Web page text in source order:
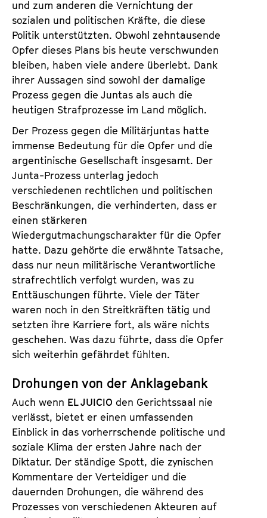
und zum anderen die Vernichtung der
sozialen und politischen Kräfte, die diese
Politik unterstützten. Obwohl zehntausende
Opfer dieses Plans bis heute verschwunden
bleiben, haben viele andere überlebt. Dank
ihrer Aussagen sind sowohl der damalige
Prozess gegen die Juntas als auch die
heutigen Strafprozesse im Land möglich.
Der Prozess gegen die Militärjuntas hatte
immense Bedeutung für die Opfer und die
argentinische Gesellschaft insgesamt. Der
Junta-Prozess unterlag jedoch
verschiedenen rechtlichen und politischen
Beschränkungen, die verhinderten, dass er
einen stärkeren
Wiedergutmachungscharakter für die Opfer
hatte. Dazu gehörte die erwähnte Tatsache,
dass nur neun militärische Verantwortliche
strafrechtlich verfolgt wurden, was zu
Enttäuschungen führte. Viele der Täter
waren noch in den Streitkräften tätig und
setzten ihre Karriere fort, als wäre nichts
geschehen. Was dazu führte, dass die Opfer
sich weiterhin gefährdet fühlten.
Drohungen von der Anklagebank
Auch wenn EL JUICIO den Gerichtssaal nie
verlässt, bietet er einen umfassenden
Einblick in das vorherrschende politische und
soziale Klima der ersten Jahre nach der
Diktatur. Der ständige Spott, die zynischen
Kommentare der Verteidiger und die
dauernden Drohungen, die während des
Prozesses von verschiedenen Akteuren auf